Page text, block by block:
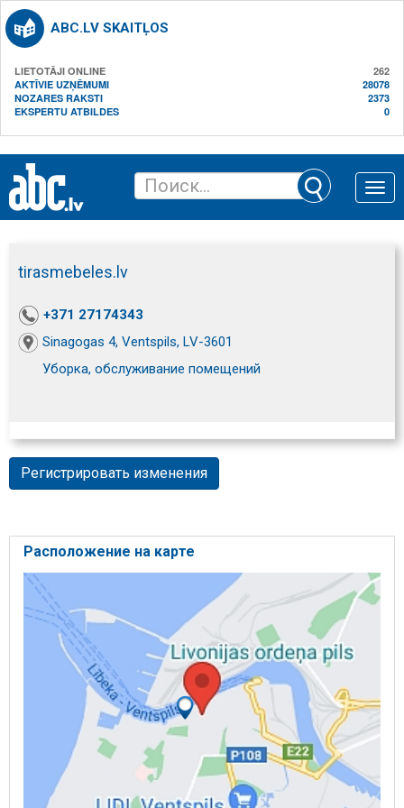
ABC.LV SKAITĻOS
LIETOTĀJI ONLINE
262
AKTĪVIE UZŅĒMUMI
28078
NOZARES RAKSTI
2373
EKSPERTU ATBILDES
0
Toggle
tirasmebeles.lv
+371 27174343
Sinagogas 4, Ventspils, LV-3601
Уборка, обслуживание помещений
Регистрировать изменения
Расположение на карте